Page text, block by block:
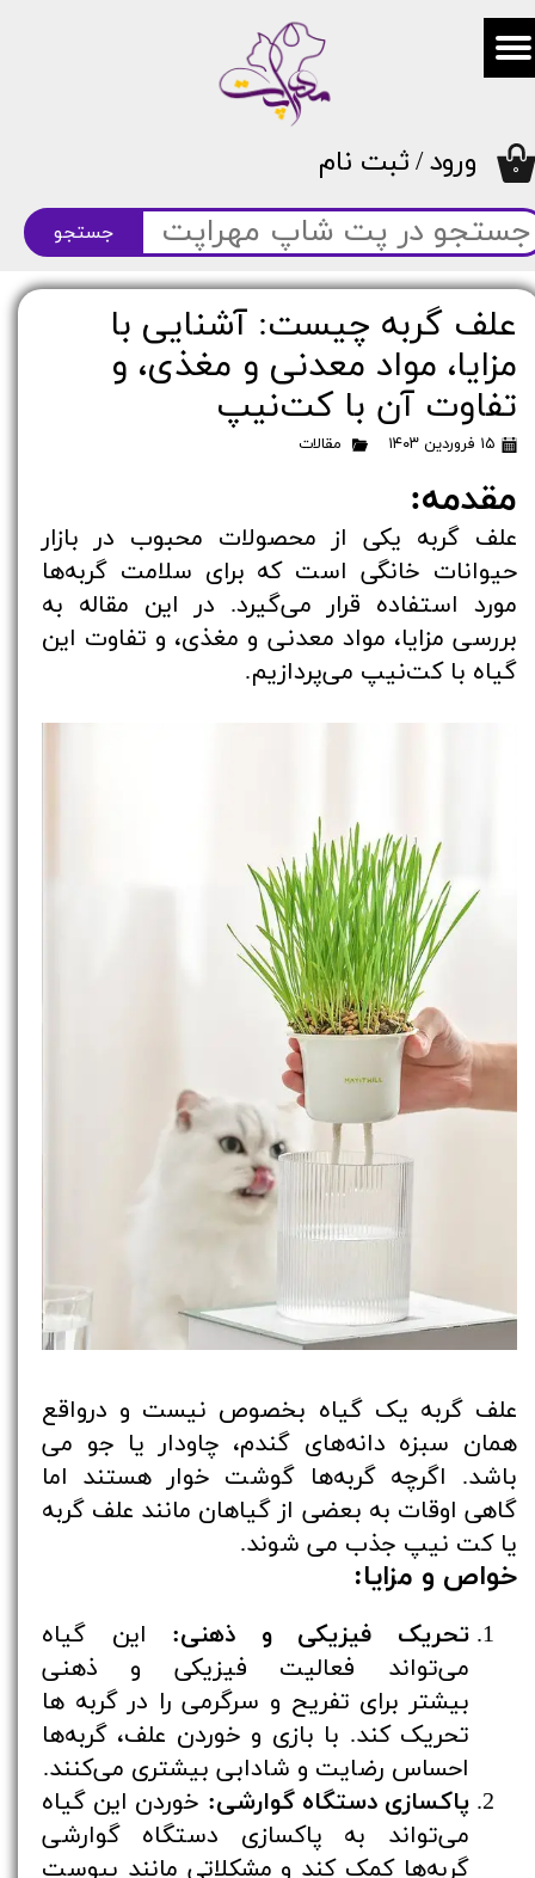
۰
جستجو
ورود/ثبت نام
حساب کاربری من
سفارشات
خروج از حساب کاربری
علف گربه چیست: آشنایی با
مزایا، مواد معدنی و مغذی، و
تفاوت آن با کت‌نیپ
۱۵ فروردین ۱۴۰۳ مقالات
مقدمه:
علف گربه یکی از محصولات محبوب در بازار
حیوانات خانگی است که برای سلامت گربه‌ها
مورد استفاده قرار می‌گیرد. در این مقاله به
بررسی مزایا، مواد معدنی و مغذی، و تفاوت این
گیاه با کت‌نیپ می‌پردازیم.
علف گربه یک گیاه بخصوص نیست و درواقع
همان سبزه دانه‌های گندم، چاودار یا جو می
باشد. اگرچه گربه‌ها گوشت خوار هستند اما
گاهی اوقات به بعضی از گیاهان مانند علف گربه
یا کت نیپ جذب می شوند.
خواص و مزایا:
تحریک فیزیکی و ذهنی: این گیاه
می‌تواند فعالیت فیزیکی و ذهنی
بیشتر برای تفریح و سرگرمی را در گربه ها
تحریک کند. با بازی و خوردن علف، گربه‌ها
احساس رضایت و شادابی بیشتری می‌کنند.
پاکسازی دستگاه گوارشی: خوردن این گیاه
می‌تواند به پاکسازی دستگاه گوارشی
گربه‌ها کمک کند و مشکلاتی مانند یبوست